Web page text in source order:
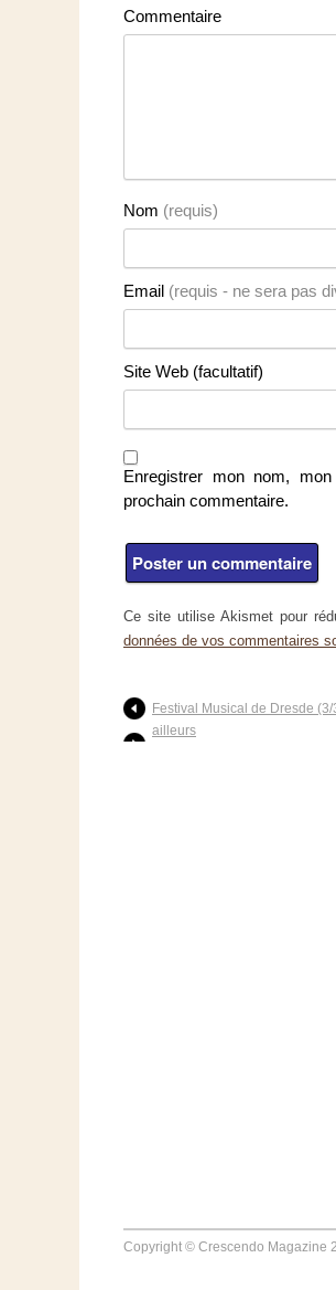
Commentaire
Nom (requis)
Email (requis - ne sera pas
Site Web (facultatif)
Enregistrer mon nom,
prochain commentaire.
Ce site utilise Akismet pour
données de vos commentaires
Festival Musical de Dresde
ailleurs
Copyright © Crescendo Magazine